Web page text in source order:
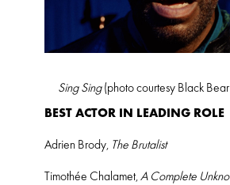
Sing Sing(photo courtesy Black
BEST ACTOR IN LEADING ROLE
Adrien Brody, The Brutalist
Timothée Chalamet,A Complete